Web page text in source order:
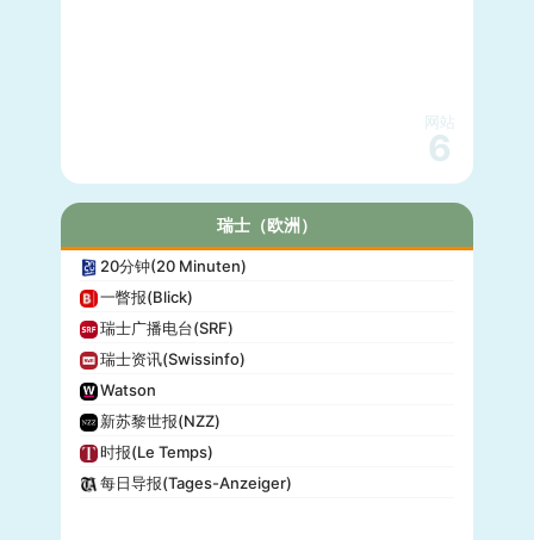
网站
6
瑞士（欧洲）
20分钟(20 Minuten)
一瞥报(Blick)
瑞士广播电台(SRF)
瑞士资讯(Swissinfo)
Watson
新苏黎世报(NZZ)
时报(Le Temps)
每日导报(Tages-Anzeiger)